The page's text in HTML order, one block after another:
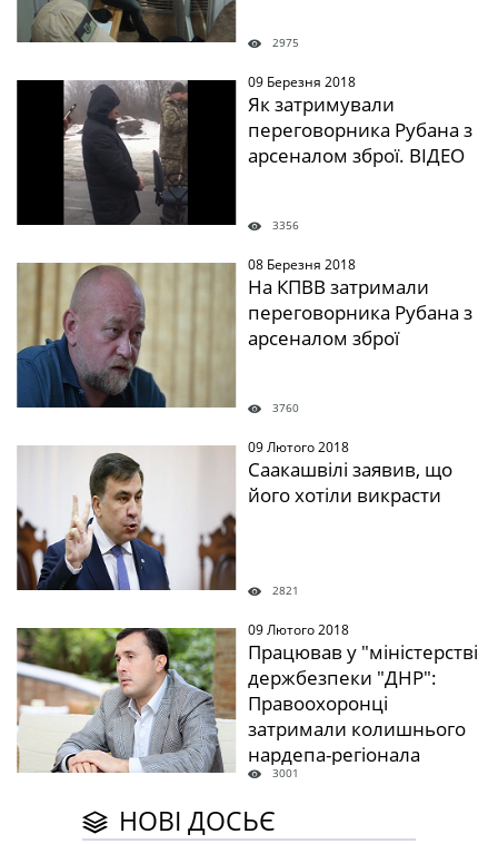
2975
09 Березня 2018
Як затримували
переговорника Рубана з
арсеналом зброї. ВІДЕО
3356
08 Березня 2018
На КПВВ затримали
переговорника Рубана з
арсеналом зброї
3760
09 Лютого 2018
Саакашвілі заявив, що
його хотіли викрасти
2821
" /> 09 Лютого 2018
Працював у "міністерстві
держбезпеки "ДНР":
Правоохоронці
затримали колишнього
нардепа-регіонала
3001
НОВІ ДОСЬЄ